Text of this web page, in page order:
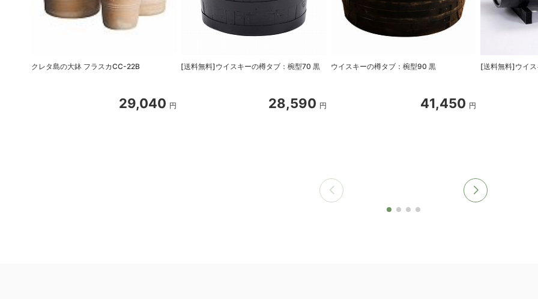
クレタ島の大鉢 フラスカCC-22B
29,040 円
[送料無料]ウイスキーの樽タブ：椀型70 黒
28,590 円
ウイスキーの樽タブ：椀型90 黒
41,450 円
[送料無料]ウイ